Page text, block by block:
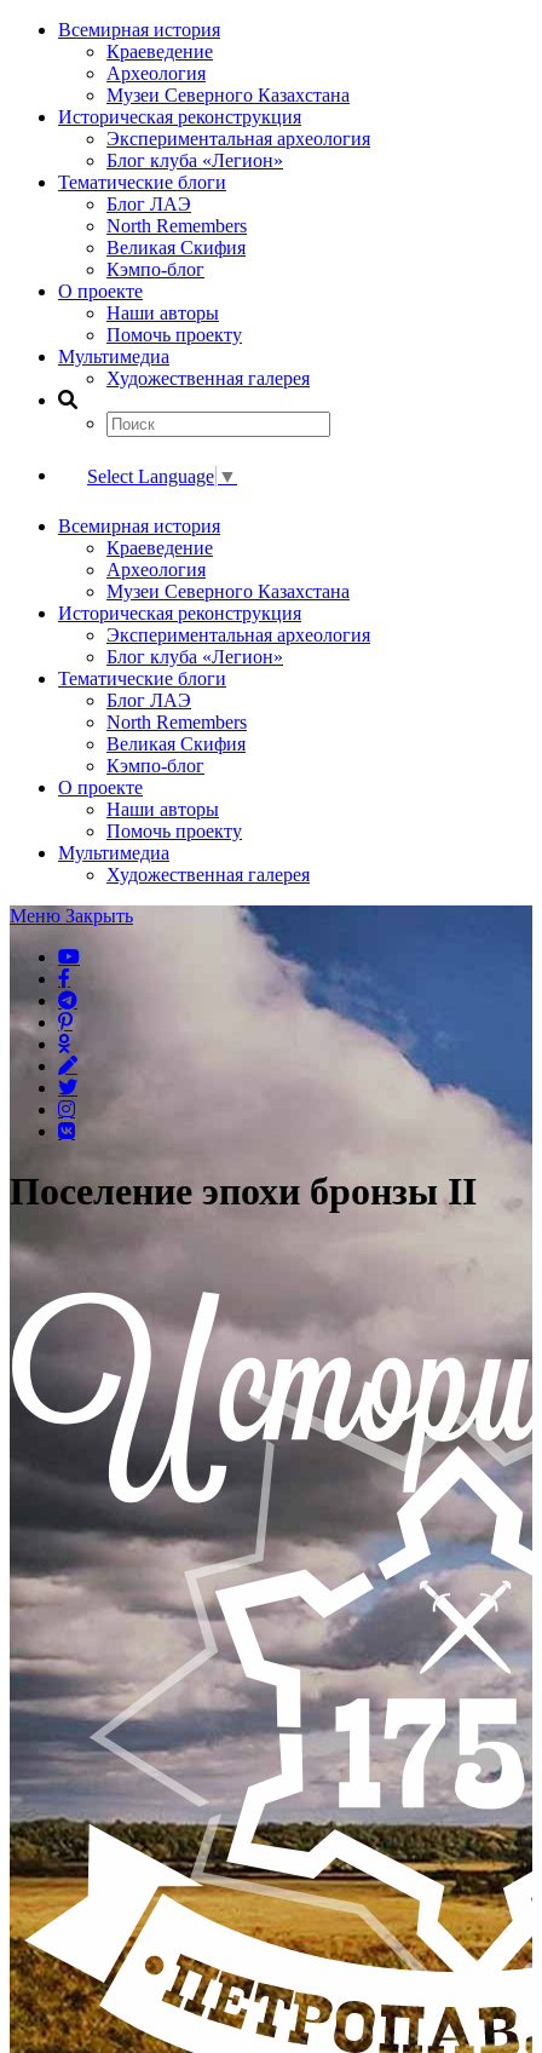
Всемирная история
Краеведение
Археология
Музеи Северного Казахстана
Историческая реконструкция
Экспериментальная археология
Блог клуба «Легион»
Тематические блоги
Блог ЛАЭ
North Remembers
Великая Скифия
Кэмпо-блог
О проекте
Наши авторы
Помочь проекту
Мультимедиа
Художественная галерея
Select Language ▼
Всемирная история
Краеведение
Археология
Музеи Северного Казахстана
Историческая реконструкция
Экспериментальная археология
Блог клуба «Легион»
Тематические блоги
Блог ЛАЭ
North Remembers
Великая Скифия
Кэмпо-блог
О проекте
Наши авторы
Помочь проекту
Мультимедиа
Художественная галерея
Меню Закрыть
Поселение эпохи бронзы II